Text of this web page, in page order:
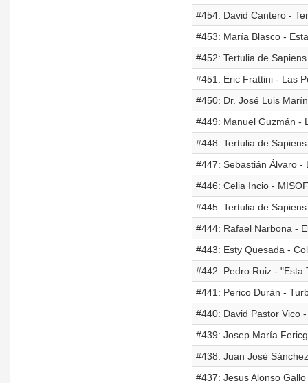
#454: David Cantero -
#453: María Blasco -
#452: Tertulia de
#451: Eric Frattini - Las
#450: Dr. José Luis
#449: Manuel Guzmán -
#448: Tertulia de
#447: Sebastián Álvaro -
#446: Celia Incio -
#445: Tertulia de
#444: Rafael Narbona -
#443: Esty Quesada -
#442: Pedro Ruiz - "Esta
#441: Perico Durán -
#440: David Pastor Vico
#439: Josep María
#438: Juan José
#437: Jesus Alonso